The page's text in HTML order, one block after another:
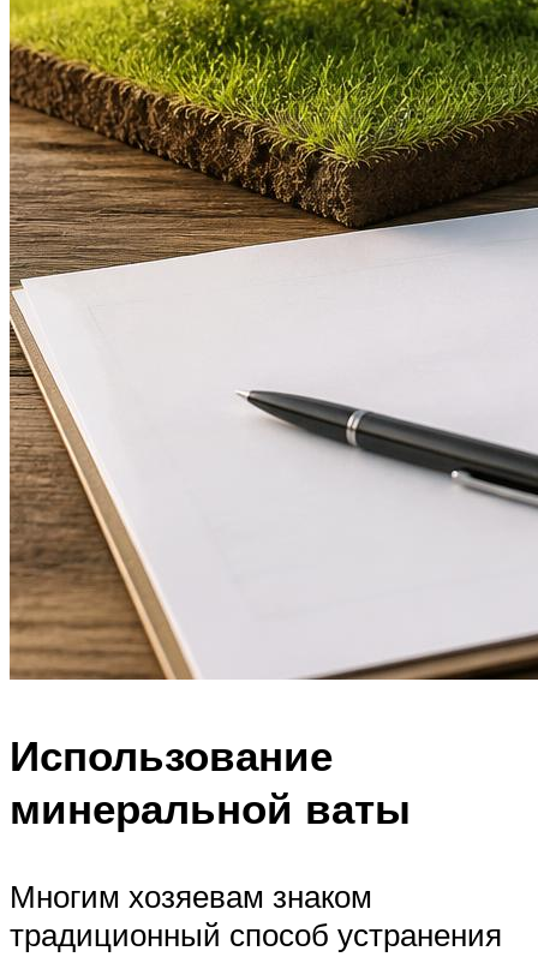
Использование
минеральной ваты
Многим хозяевам знаком
традиционный способ устранения